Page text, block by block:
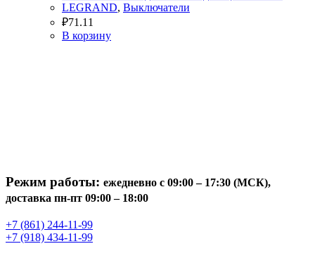
LEGRAND, Выключатели
₽71.11
В корзину
Режим работы: ежедневно с 09:00 – 17:30 (МСК),
доставка пн-пт 09:00 – 18:00
+7 (861) 244-11-99
+7 (918) 434-11-99